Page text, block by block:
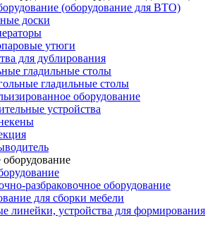
(оборудование для ВТО)
доски
утюги
для дублирования
гладильные столы
гладильные столы
оборудование
устройства
разбраковочное оборудование
для сборки мебели
линейки, устройства для формирования